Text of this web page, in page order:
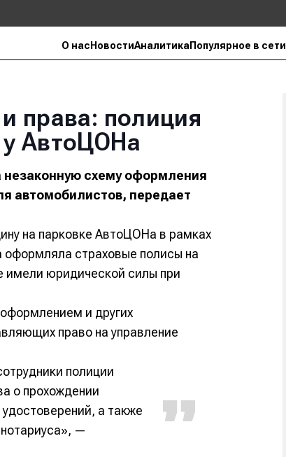
О нас НовостиАналитика Популярное в сети
права: полиция
АвтоЦОНа
незаконную схему оформления
автомобилистов, передает
на парковке АвтоЦОНа в рамках
страховые полисы на
имели юридической силы при
и других
право на управление
полиции
о прохождении
а также
—